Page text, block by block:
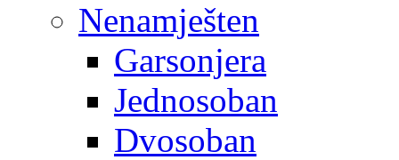
Nenamješten
Garsonjera
Jednosoban
Dvosoban